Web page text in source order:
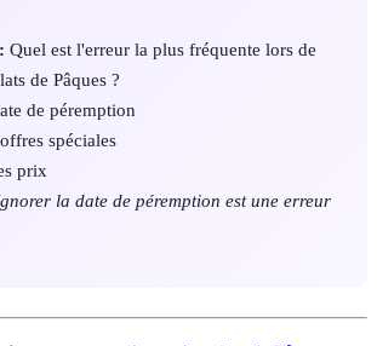
Quel est l'erreur la plus fréquente lors de
de Pâques ?
de péremption
spéciales
prix
la date de péremption est une erreur